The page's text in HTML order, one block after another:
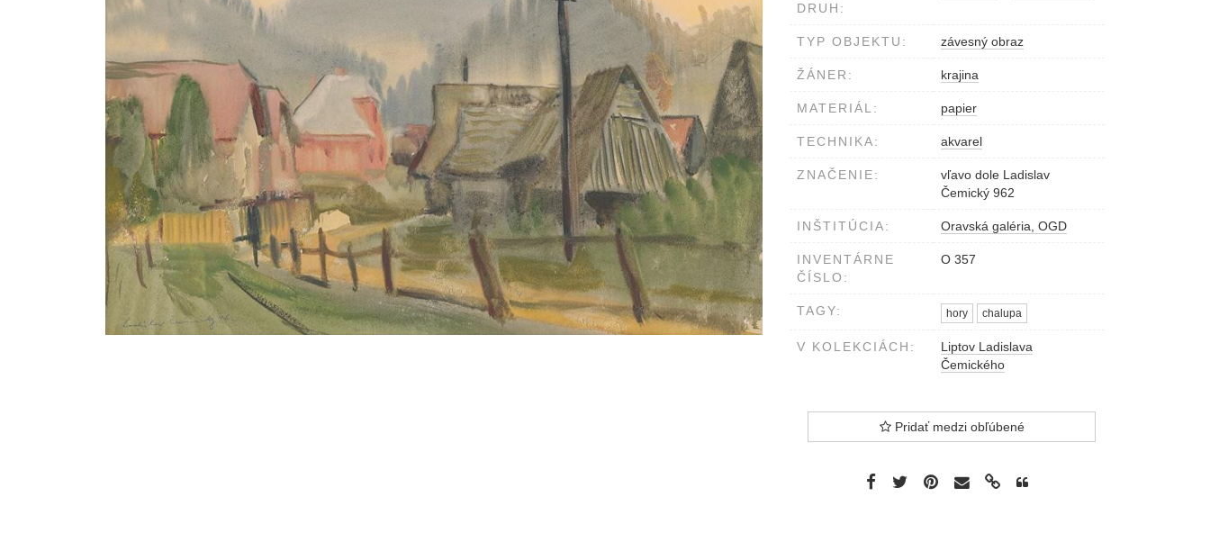
DRUH:
TYP OBJEKTU: závesný obraz
ŽÁNER: krajina
MATERIÁL: papier
TECHNIKA: akvarel
ZNAČENIE:
vľavo dole Ladislav
Čemický 962
INŠTITÚCIA: Oravská galéria, OGD
INVENTÁRNE
ČÍSLO:
O 357
TAGY: hory chalupa
V KOLEKCIÁCH:
Liptov Ladislava
Čemického
Pridať medzi obľúbené